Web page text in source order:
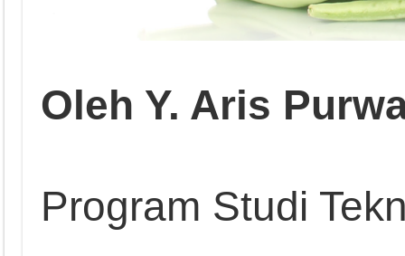
Oleh Y. Aris
Program Studi